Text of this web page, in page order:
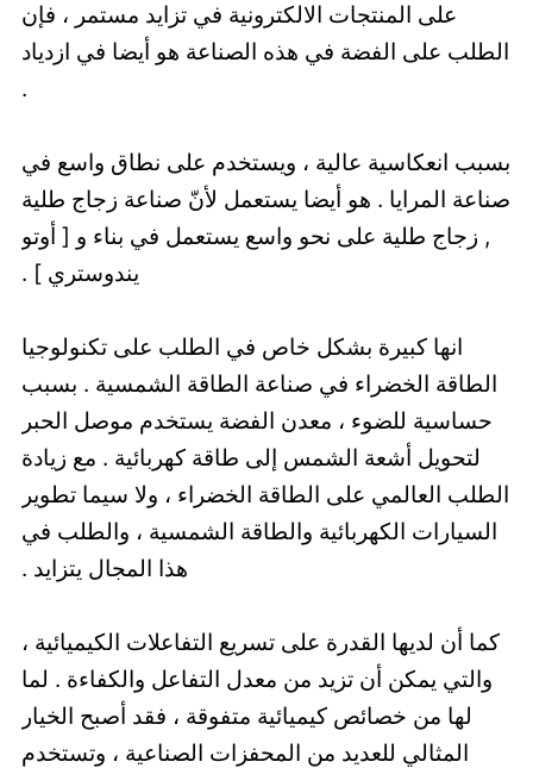
على المنتجات الالكترونية في تزايد مستمر ، فإن
الطلب على الفضة في هذه الصناعة هو أيضا في ازدياد
.
بسبب انعكاسية عالية ، ويستخدم على نطاق واسع في
صناعة المرايا . هو أيضا يستعمل لأنّ صناعة زجاج طلية
, زجاج طلية على نحو واسع يستعمل في بناء و [ أوتو
يندوستري ] .
انها كبيرة بشكل خاص في الطلب على تكنولوجيا
الطاقة الخضراء في صناعة الطاقة الشمسية . بسبب
حساسية للضوء ، معدن الفضة يستخدم موصل الحبر
لتحويل أشعة الشمس إلى طاقة كهربائية . مع زيادة
الطلب العالمي على الطاقة الخضراء ، ولا سيما تطوير
السيارات الكهربائية والطاقة الشمسية ، والطلب في
هذا المجال يتزايد .
كما أن لديها القدرة على تسريع التفاعلات الكيميائية ،
والتي يمكن أن تزيد من معدل التفاعل والكفاءة . لما
لها من خصائص كيميائية متفوقة ، فقد أصبح الخيار
المثالي للعديد من المحفزات الصناعية ، وتستخدم